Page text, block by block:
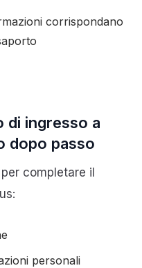
corrispondano
di ingresso a
dopo passo
completare il
personali